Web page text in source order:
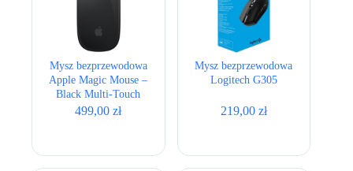
Mysz bezprzewodowa
Apple Magic Mouse –
Black Multi-Touch
Surface USB-C
499,00zł
Mysz bezprzewodowa
Logitech G305
219,00 zł